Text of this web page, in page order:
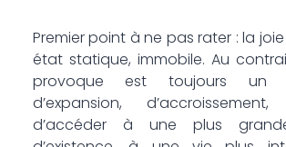
Premier point à ne pas rater : la
état statique, immobile. Au
provoque est toujours un
d’expansion,
d’accéder à une plus